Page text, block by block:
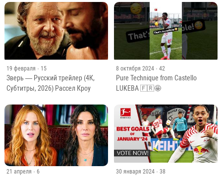
19 февраля · 15
Зверь — Русский трейлер (4К,
Субтитры, 2026) Рассел Кроу
8 октября 2024 · 42
Pure Technique from Castello
LUKEBA 🇫🇷🤩
21 апреля · 6 30 января 2024 · 38